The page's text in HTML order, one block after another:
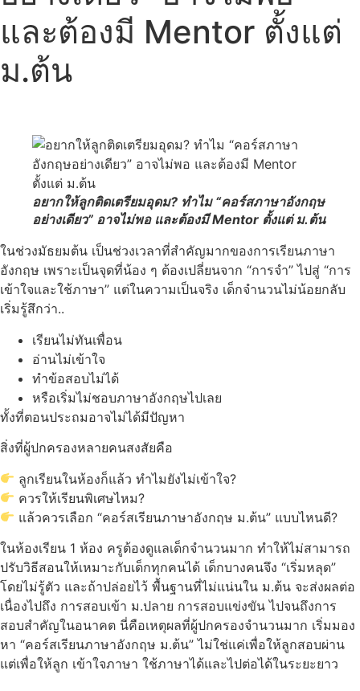
และต้องมี Mentor ตั้งแต่
ม.ต้น
อยากให้ลูกติดเตรียมอุดม? ทำไม “คอร์สภาษาอังกฤษ
อย่างเดียว” อาจไม่พอ และต้องมี Mentor ตั้งแต่ ม.ต้น
ในช่วงมัธยมต้น เป็นช่วงเวลาที่สำคัญมากของการเรียนภาษา
อังกฤษ เพราะเป็นจุดที่น้อง ๆ ต้องเปลี่ยนจาก “การจำ” ไปสู่ “การ
เข้าใจและใช้ภาษา” แต่ในความเป็นจริง เด็กจำนวนไม่น้อยกลับ
เริ่มรู้สึกว่า..
เรียนไม่ทันเพื่อน
อ่านไม่เข้าใจ
ทำข้อสอบไม่ได้
หรือเริ่มไม่ชอบภาษาอังกฤษไปเลย
ทั้งที่ตอนประถมอาจไม่ได้มีปัญหา
สิ่งที่ผู้ปกครองหลายคนสงสัยคือ
ลูกเรียนในห้องก็แล้ว ทำไมยังไม่เข้าใจ?
ควรให้เรียนพิเศษไหม?
แล้วควรเลือก “คอร์สเรียนภาษาอังกฤษ ม.ต้น” แบบไหนดี?
ในห้องเรียน 1 ห้อง ครูต้องดูแลเด็กจำนวนมาก ทำให้ไม่สามารถ
ปรับวิธีสอนให้เหมาะกับเด็กทุกคนได้ เด็กบางคนจึง “เริ่มหลุด”
โดยไม่รู้ตัว และถ้าปล่อยไว้ พื้นฐานที่ไม่แน่นใน ม.ต้น จะส่งผลต่อ
เนื่องไปถึง การสอบเข้า ม.ปลาย การสอบแข่งขัน ไปจนถึงการ
สอบสำคัญในอนาคต นี่คือเหตุผลที่ผู้ปกครองจำนวนมาก เริ่มมอง
หา “คอร์สเรียนภาษาอังกฤษ ม.ต้น” ไม่ใช่แค่เพื่อให้ลูกสอบผ่าน
แต่เพื่อให้ลูก เข้าใจภาษา ใช้ภาษาได้และไปต่อได้ในระยะยาว